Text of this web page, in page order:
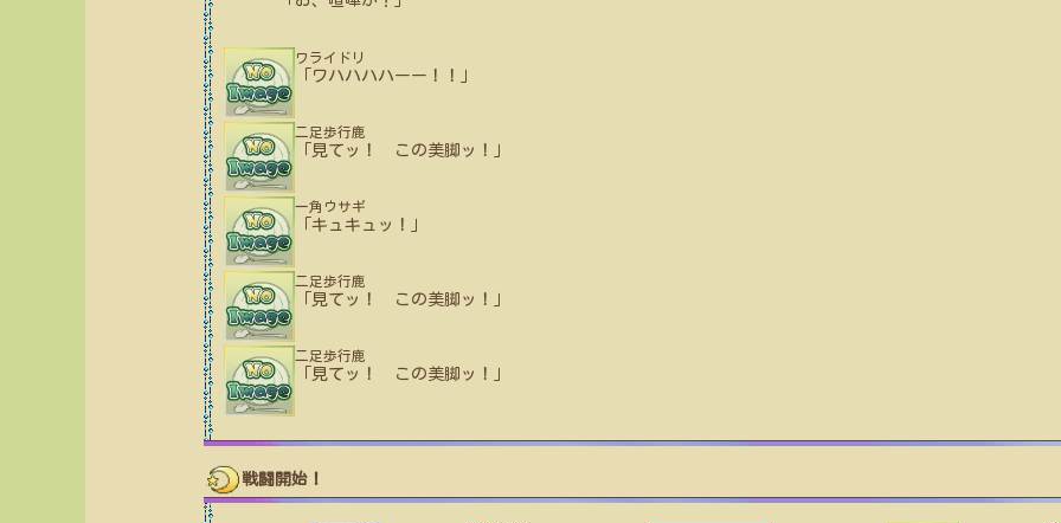
ワライドリ
「ワハハハハーー！！」
二足歩行鹿
「見てッ！ この美脚ッ！」
一角ウサギ
「キュキュッ！」
二足歩行鹿
「見てッ！ この美脚ッ！」
二足歩行鹿
「見てッ！ この美脚ッ！」
戦闘開始！